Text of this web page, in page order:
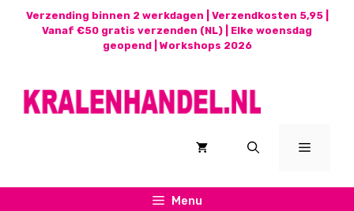
Verzending binnen 2 werkdagen | Verzendkosten 5,95 |
Vanaf €50 gratis verzenden (NL) | Elke woensdag
geopend | Workshops 2026
Menu
Menu